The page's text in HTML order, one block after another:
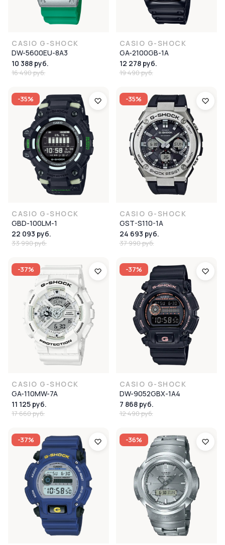
CASIO G-SHOCK
DW-5600EU-8A3
10 388 руб.
16 490 руб.
CASIO G-SHOCK
GA-2100GB-1A
12 278 руб.
19 490 руб.
-35%
CASIO G-SHOCK
GBD-100LM-1
22 093 руб.
33 990 руб.
-35%
CASIO G-SHOCK
GST-S110-1A
24 693 руб.
37 990 руб.
-37%
CASIO G-SHOCK
GA-110MW-7A
11 125 руб.
17 660 руб.
-37%
CASIO G-SHOCK
DW-9052GBX-1A4
7 868 руб.
12 490 руб.
-37% -36%